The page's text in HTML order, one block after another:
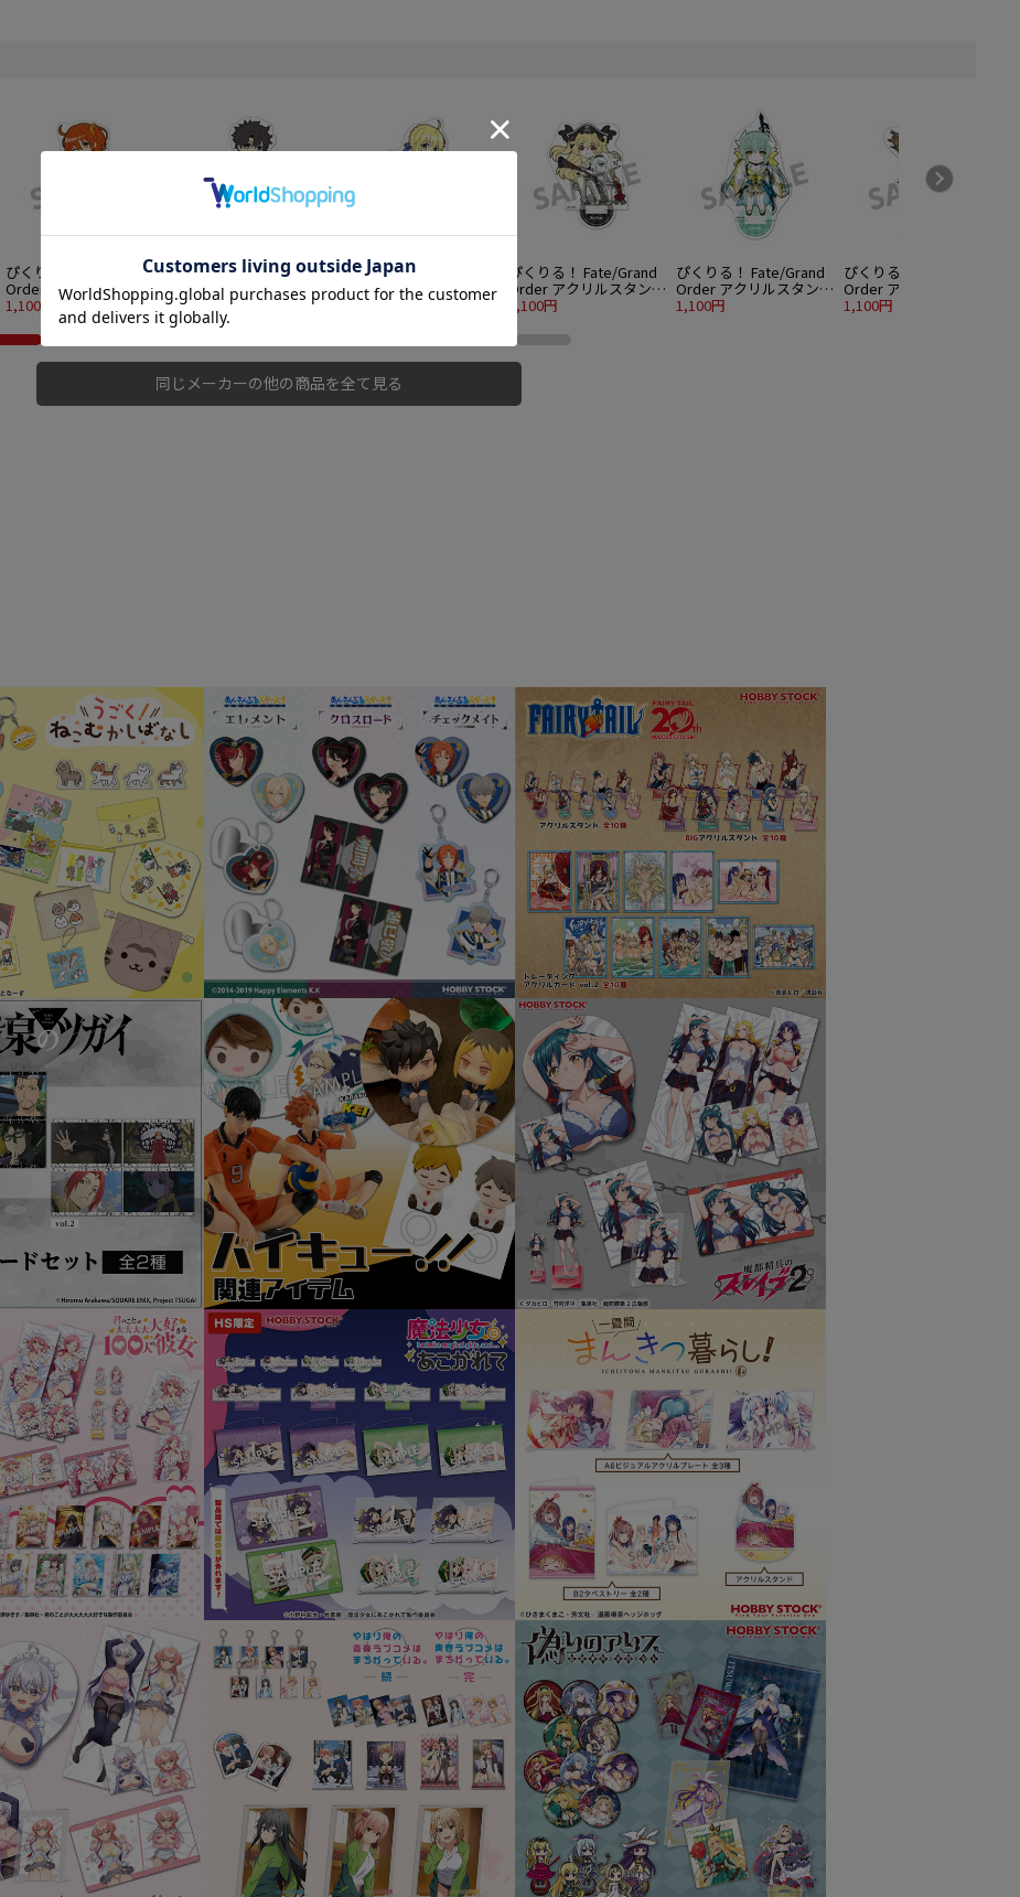
ぴくりる！ Fate/Grand
Order アクリルスタンド
vol.7 マスター/主人公
(女)魔術礼装ブリリアン
トサマーver.
1,100円
ぴくりる！ Fate/Grand
Order アクリルスタンド
vol.7 マスター/主人公
(男)魔術礼装ブリリアン
1,100円
ぴくりる！ Fate/Grand
Order アクリルスタンド
vol.7 アーチャー/アルト
1,100円
ぴくりる！ Fate/Grand
Order アクリルスタンド
vol.7 アーチャー/アン・
1,100円
ぴくりる！ Fate/Grand
Order アクリルスタンド
vol.7 ランサー/清姫
1,100円
ぴくりる！ Fate/Grand
Order アクリルスタンド
vol.7 ランサー/玉藻の前
1,100円
同じメーカーの他の商品を全て見る